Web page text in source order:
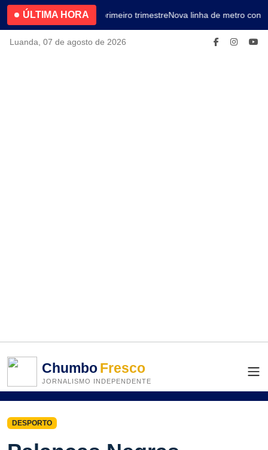
ÚLTIMA HORA4.2% no primeiro trimestreNova linha de metro
Luanda, 07 de agosto de 2026
ChumboFresco
JORNALISMO INDEPENDENTE
DESPORTO